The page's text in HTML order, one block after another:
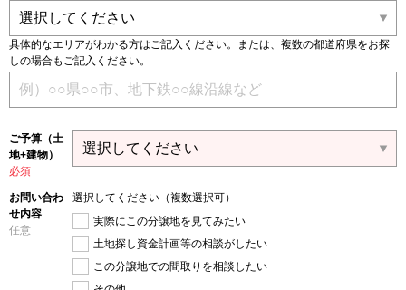
具体的なエリアがわかる方はご記入ください。または、複数の都道府県をお探
しの場合もご記入ください。
ご予算（土
地+建物）
必須
お問い合わ
せ内容
任意
選択してください（複数選択可）
実際にこの分譲地を見てみたい
土地探し資金計画等の相談がしたい
この分譲地での間取りを相談したい